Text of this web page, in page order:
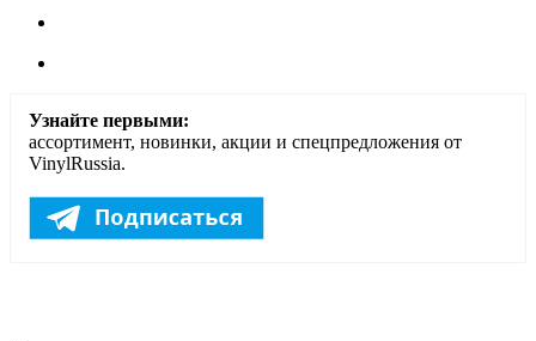
Узнайте первыми:
ассортимент, новинки, акции и спецпредложения от
VinylRussia.